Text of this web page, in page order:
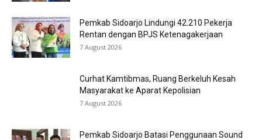
Pemkab Sidoarjo Lindungi 42.210 Pekerja
Rentan dengan BPJS Ketenagakerjaan
7 August 2026
Curhat Kamtibmas, Ruang Berkeluh Kesah
Masyarakat ke Aparat Kepolisian
7 August 2026
Pemkab Sidoarjo Batasi Penggunaan Sound